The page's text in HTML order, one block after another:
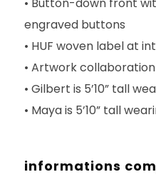
engraved buttons
• HUF woven label at
• Artwork
• Gilbert is 5’10” tall
• Maya is 5’10” tall
informations